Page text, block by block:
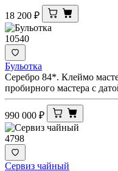
18 200 ₽
10540
Бульотка
Серебро 84*. Клеймо
пробирного мастера с
990 000 ₽
4798
Сервиз чайный